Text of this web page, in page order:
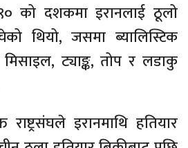
को दशकमा इरानलाई ठूलो
थियो, जसमा ब्यालिस्टिक
ट्याङ्क, तोप र लडाकु
इरानमाथि हतियार